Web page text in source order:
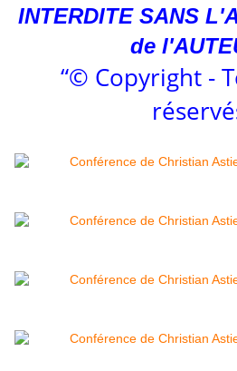
INTERDITE SANS
de
“© Copyright -